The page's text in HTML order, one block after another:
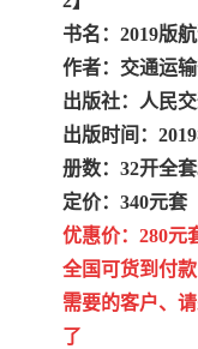
书名：2019版
作者：交通运
出版社：人民
出版时间：
册数：32开全
定价：340元套
优惠价：280元
全国可货到付款
需要的客户、
了